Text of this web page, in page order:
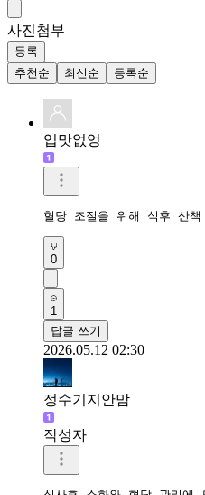
사진첨부
등록
추천순
최신순 등록순
입맛없엉
혈당 조절을 위해 식후 산책
0
1
답글 쓰기
2026.05.12 02:30
정수기지안맘
작성자